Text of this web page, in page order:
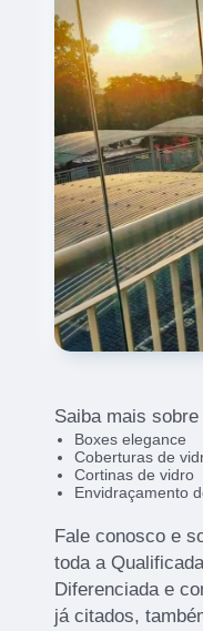
Saiba mais
Boxes elegance
Coberturas de
Cortinas de vidro
Envidraçamento
Fale conosco e
toda a
Diferenciada e
já citados,